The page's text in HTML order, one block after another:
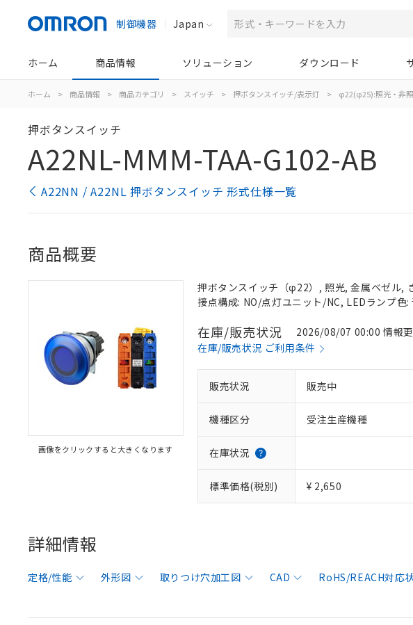
制御機器 Japan
ホーム 商品情報 ソリューション ダウンロード
ホーム > 商品情報 > 商品カテゴリ > スイッチ > 押ボタンスイッチ/表示灯 > φ22(φ25):照光・非
押ボタンスイッチ
A22NL-MMM-TAA-G102-AB
A22NN / A22NL 押ボタンスイッチ 形式仕様一覧
商品概要
画像をクリックすると大きくなります
押ボタンスイッチ（φ22）, 照光, 金属ベゼル,
接点構成: NO/点灯ユニット/NC, LEDランプ色
在庫/販売状況
2026/08/07 00:00 情報
在庫/販売状況 ご利用条件
販売状況 販売中
機種区分 受注生産機種
在庫状況
標準価格(税別) ¥ 2,650
詳細情報
定格/性能 外形図 取りつけ穴加工図 CAD RoHS/REACH対応